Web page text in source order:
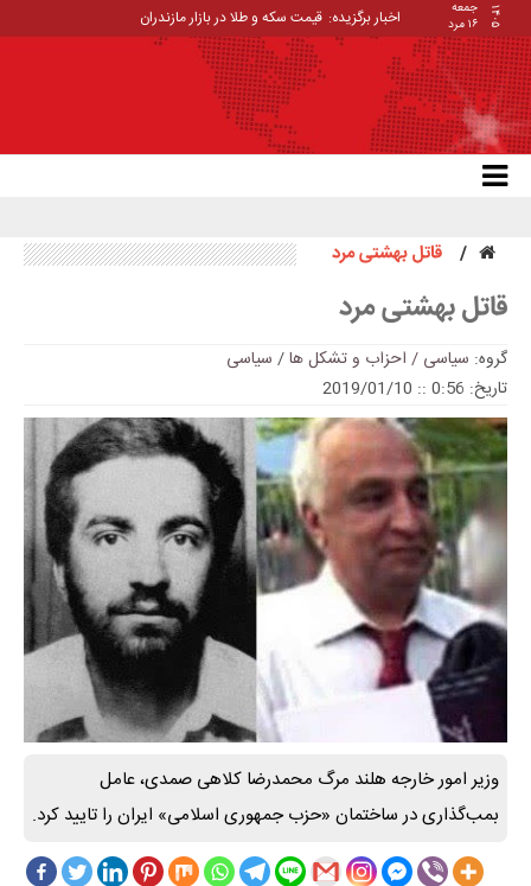
۱۴۰۵
جمعه
۱۶ مرد
اخبار برگزیده: قیمت سکه و طلا در بازار مازندران
قاتل بهشتی مرد
قاتل بهشتی مرد
گروه: سیاسی / احزاب و تشکل ها/ سیاسی
تاریخ: 0:56 :: 2019/01/10
وزیر امور خارجه هلند مرگ محمدرضا کلاهی صمدی، عامل
بمب‌گذاری در ساختمان «حزب جمهوری اسلامی» ایران را تایید کرد.